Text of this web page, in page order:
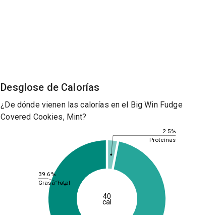
Desglose de Calorías
¿De dónde vienen las calorías en el Big Win Fudge
Covered Cookies, Mint?
2.5%
39.6%
Proteínas
Grasa Total
40
cal